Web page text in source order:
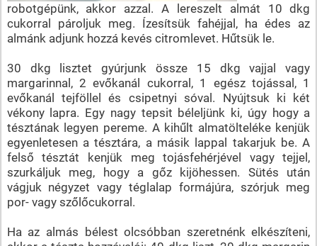
robotgépünk, akkor azzal. A lereszelt almát 10 dkg
cukorral pároljuk meg. Ízesítsük fahéjjal, ha édes az
almánk adjunk hozzá kevés citromlevet. Hűtsük le.
30 dkg lisztet gyúrjunk össze 15 dkg vajjal vagy
margarinnal, 2 evőkanál cukorral, 1 egész tojással, 1
evőkanál tejföllel és csipetnyi sóval. Nyújtsuk ki két
vékony lapra. Egy nagy tepsit béleljünk ki, úgy hogy a
tésztának legyen pereme. A kihűlt almatölteléke kenjük
egyenletesen a tésztára, a másik lappal takarjuk be. A
felső tésztát kenjük meg tojásfehérjével vagy tejjel,
szurkáljuk meg, hogy a gőz kijöhessen. Sütés után
vágjuk négyzet vagy téglalap formájúra, szórjuk meg
por- vagy szőlőcukorral.
Ha az almás bélest olcsóbban szeretnénk elkészíteni,